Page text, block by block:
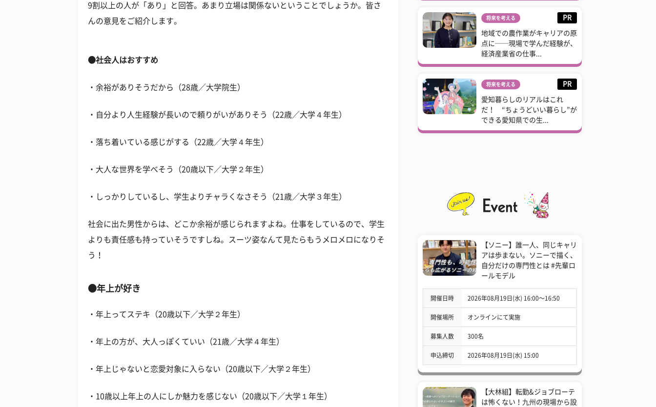
9割以上の人が「あり」と回答。あまり立場は関係ないということでしょうか。皆さ
んの意見をご紹介します。
●社会人はおすすめ
・余裕がありそうだから（28歳／大学院生）
・自分より人生経験が長いので頼りがいがありそう（22歳／大学４年生）
・落ち着いている感じがする（22歳／大学４年生）
・大人な世界を学べそう（20歳以下／大学２年生）
・しっかりしているし、学生よりチャラくなさそう（21歳／大学３年生）
社会に出た男性からは、どこか余裕が感じられますよね。仕事をしているので、学生
よりも責任感も持っていそうですしね。スーツ姿なんて見たらもうメロメロになりそ
う！
●年上が好き
・年上ってステキ（20歳以下／大学２年生）
・年上の方が、大人っぽくていい（21歳／大学４年生）
・年上じゃないと恋愛対象に入らない（20歳以下／大学２年生）
・10歳以上年上の人にしか魅力を感じない（20歳以下／大学１年生）
将来を考える PR
地域での農作業がキャリアの原
点に──現場で学んだ経験が、
経済産業省の仕事...
将来を考える PR
愛知暮らしのリアルはこれ
だ！ “ちょうどいい暮らし”が
できる愛知県での生...
【ソニー】誰一人、同じキャリ
アは歩まない。ソニーで描く、
自分だけの専門性とは #先輩ロ
ールモデル
開催日時 2026年08月19日(水) 16:00〜16:50
開催場所 オンラインにて実施
募集人数 300名
申込締切 2026年08月19日(水) 15:00
【大林組】転勤&ジョブローテ
は怖くない！九州の現場から設